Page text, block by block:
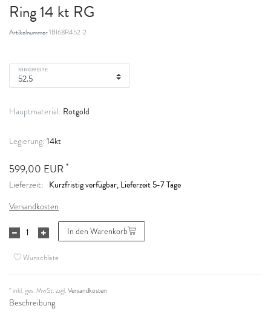
Ring 14 kt RG
Artikelnummer1BI68R452-2
RINGWEITE
Hauptmaterial: Rotgold
Legierung: 14kt
599,00 EUR *
Lieferzeit: Kurzfristig verfügbar, Lieferzeit 5-7 Tage
Versandkosten
In den Warenkorb
Wunschliste
* inkl. ges. MwSt. zzgl.Versandkosten
Beschreibung